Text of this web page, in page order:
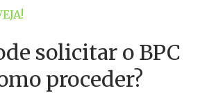
solicitar o BPC
proceder?